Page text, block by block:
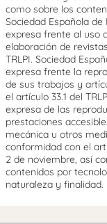
como sobre los
Sociedad Española
expresa frente al uso
elaboración de
TRLPI. Sociedad
expresa frente la
de sus trabajos y
el artículo 33.1 del
expresa de las
prestaciones
mecánica u otros
conformidad con el
2 de noviembre, así
contenidos por
naturaleza y finalidad.